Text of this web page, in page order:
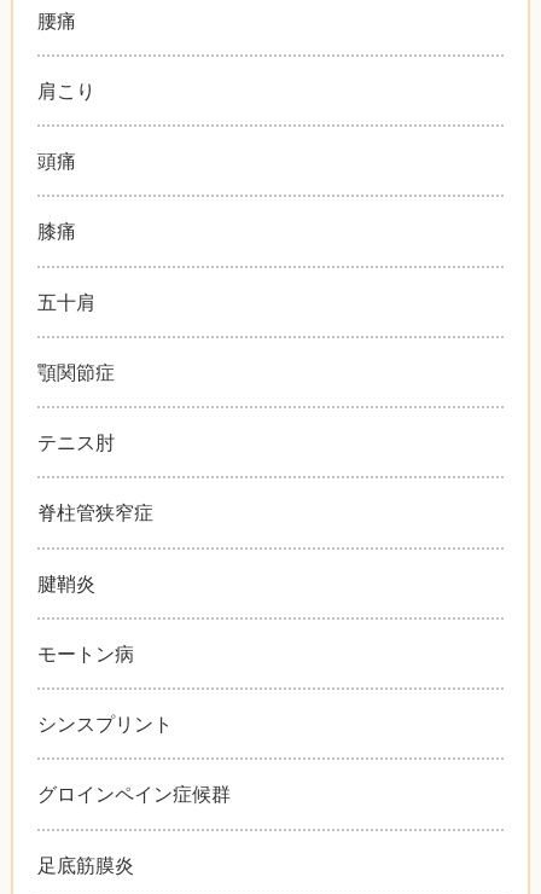
腰痛
肩こり
頭痛
膝痛
五十肩
顎関節症
テニス肘
脊柱管狭窄症
腱鞘炎
モートン病
シンスプリント
グロインペイン症候群
足底筋膜炎